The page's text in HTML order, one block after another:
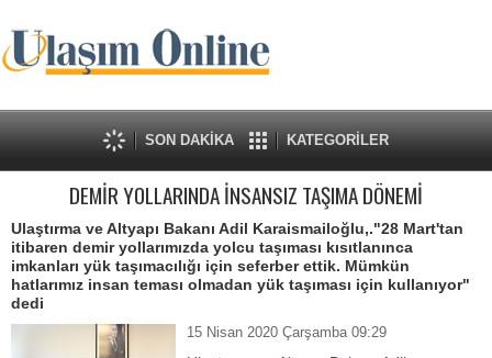
SON DAKİKA KATEGORİLER
DEMİR YOLLARINDA İNSANSIZ TAŞIMA DÖNEMİ
Ulaştırma ve Altyapı Bakanı Adil Karaismailoğlu,."28 Mart'tan
itibaren demir yollarımızda yolcu taşıması kısıtlanınca
imkanları yük taşımacılığı için seferber ettik. Mümkün
hatlarımız insan teması olmadan yük taşıması için kullanıyor"
dedi
15 Nisan 2020 Çarşamba 09:29